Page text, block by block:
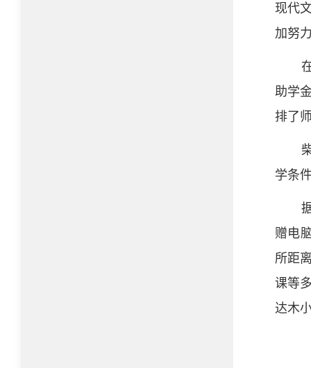
现代
加努
助学
排了
柴
学条
据
赠电
所距
课等
达木